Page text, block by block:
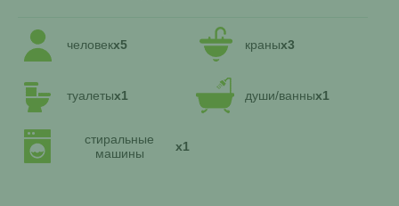
человекx5 краныx3
туалетыx1 души/ванныx1
стиральные
машины
x1